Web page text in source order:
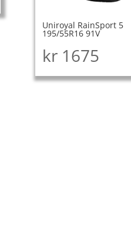
Uniroyal RainSport 5
195/55R16 91V
kr1675